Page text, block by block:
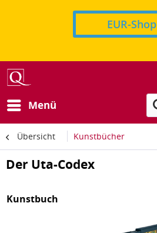
EUR-Shop
Menü
Übersicht Kunstbücher
Der Uta-Codex
Kunstbuch